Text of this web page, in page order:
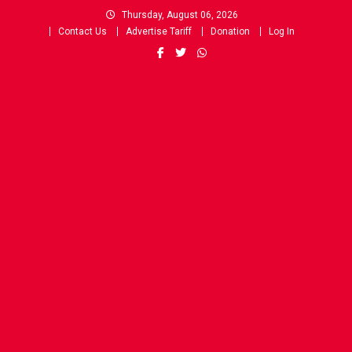
Thursday, August 06, 2026
Contact Us
Advertise Tariff Donation Log In